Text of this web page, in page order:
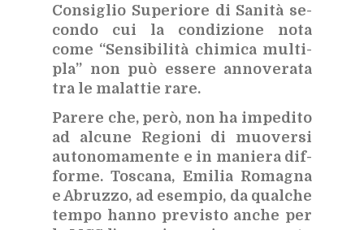
Con­si­glio Su­pe­rio­re di Sa­ni­tà se­
con­do cui la con­di­zio­ne nota
come “Sen­si­bi­li­tà chi­mi­ca mul­ti­
pla” non può es­se­re an­no­ve­ra­ta
tra le ma­lat­tie rare.
Pa­re­re che, però, non ha im­pe­di­to
ad al­cu­ne Re­gio­ni di muo­ver­si
au­to­no­ma­men­te e in ma­nie­ra dif­
for­me. To­sca­na, Emi­lia Ro­ma­gna
e Abruz­zo, ad esem­pio, da qual­che
tem­po han­no pre­vi­sto an­che per